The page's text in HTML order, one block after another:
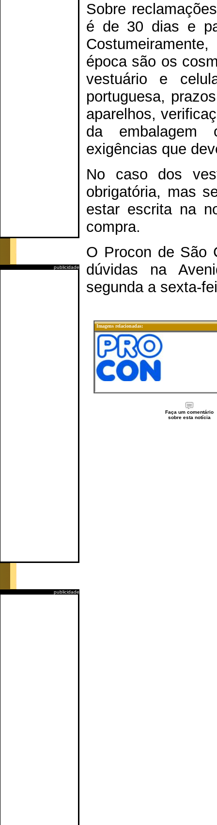
publicidade
publicidade
Sobre
é de 30 dias e
época são os
vestuário e
portuguesa,
aparelhos,
da embalagem
exigências que
No caso dos
obrigatória, mas
estar escrita na
compra.
O Procon de São
dúvidas na
segunda a sexta-
Imagens relacionadas:
Faça um comentário
sobre esta notícia